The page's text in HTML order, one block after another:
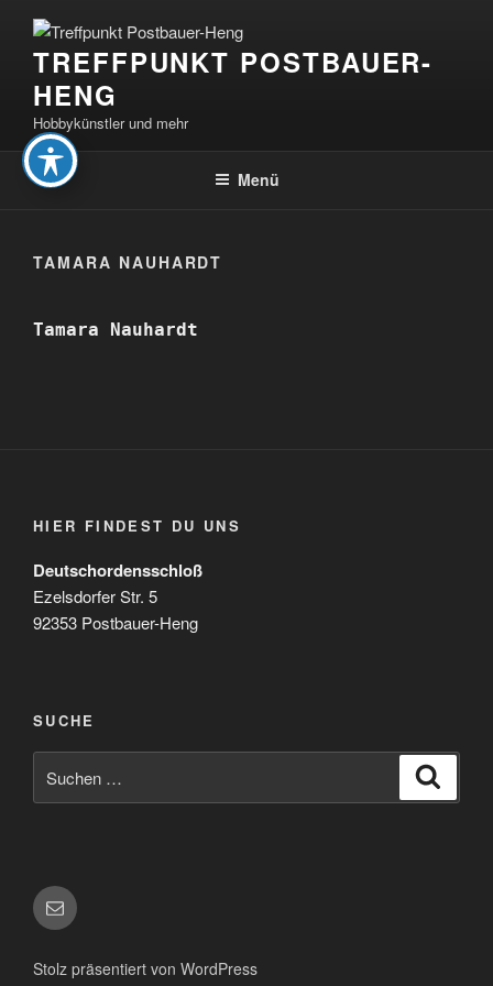
Inhalt
springenTREFFPUNKT POSTBAUER-
HENG
Hobbykünstler und mehr
Menü
TAMARA NAUHARDT
Tamara Nauhardt
HIER FINDEST DU UNS
Deutschordensschloß
Ezelsdorfer Str. 5
92353 Postbauer-Heng
SUCHE
nach:
E-
Mail
Stolz präsentiert von WordPress